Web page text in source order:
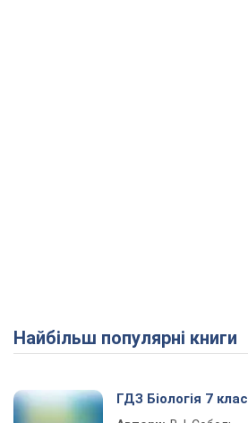
Найбільш популярні книги
ГДЗ Біологія 7 клас